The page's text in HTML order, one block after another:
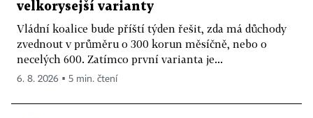
velkorysejší varianty
Vládní koalice bude příští týden řešit, zda má důchody
zvednout v průměru o 300 korun měsíčně, nebo o
necelých 600. Zatímco první varianta je...
6. 8. 2026 ▪ 5 min. čtení